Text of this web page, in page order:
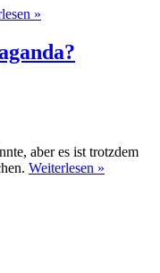
»
aber es ist trotzdem
Weiterlesen »